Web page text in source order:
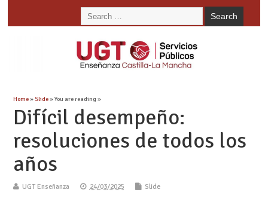
Home»Slide» You are reading »
Difícil desempeño:
resoluciones de todos los
años
UGT Enseñanza 24/03/2025 Slide